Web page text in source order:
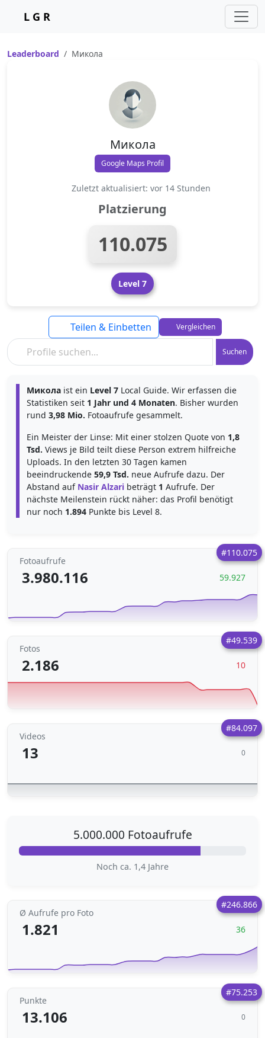
L G R
Leaderboard Микола
Микола
Google Maps Profil
Zuletzt aktualisiert: vor 14 Stunden
Platzierung
110.075
Level 7
Suchen
Teilen & Einbetten Vergleichen
Микола ist ein Level 7 Local Guide. Wir erfassen die
Statistiken seit 1 Jahr und 4 Monaten. Bisher wurden
rund 3,98 Mio. Fotoaufrufe gesammelt.
Ein Meister der Linse: Mit einer stolzen Quote von 1,8
Tsd. Views je Bild teilt diese Person extrem hilfreiche
Uploads. In den letzten 30 Tagen kamen
beeindruckende 59,9 Tsd. neue Aufrufe dazu. Der
Abstand auf Nasir Alzari beträgt 1 Aufrufe. Der
nächste Meilenstein rückt näher: das Profil benötigt
nur noch 1.894 Punkte bis Level 8.
#110.075
Fotoaufrufe
3.980.116 59.927
#49.539
Fotos
2.186 10
#84.097
Videos
13 0
5.000.000 Fotoaufrufe
Noch ca. 1,4 Jahre
#246.866
Ø Aufrufe pro Foto
1.821 36
#75.253
Punkte
13.106 0